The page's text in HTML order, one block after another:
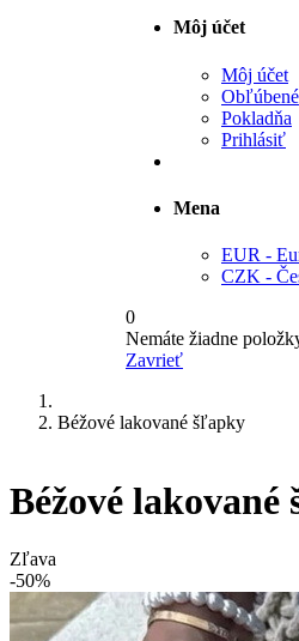
Môj účet
Môj účet
Obľúbené
Pokladňa
Prihlásiť
Mena
EUR -
CZK -
0
Nemáte žiadne
Zavrieť
Béžové lakované šľapky
Béžové
Zľava
-50%